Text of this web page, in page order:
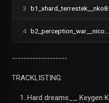
3
4
-------------------
TRACKLISTING:
Hard dreams__ Keygen